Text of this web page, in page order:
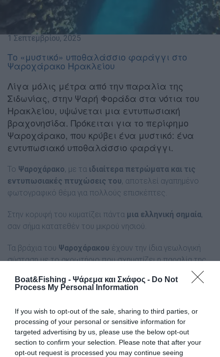
Boat&Fishing - Ψάρεμα και Σκάφος - Do Not
Process My Personal Information
If you wish to opt-out of the sale, sharing to third parties, or
processing of your personal or sensitive information for
targeted advertising by us, please use the below opt-out
section to confirm your selection. Please note that after your
opt-out request is processed you may continue seeing
1 Σεπτεμβρίου, 2025
Το «μυστικό» υποθαλάσσιο φαράγγι στο
Ψαροχάρακο Ηρακλείου
Λίγα μόλις μέτρα από την παραλία της
Σιδωνίας, στην Ψαρή Φοράδα στα νότια του
Ηρακλείου, υψώνεται μια εντυπωσιακή
βραχονησίδα. Πρόκειται για το περίφημο
Ψαροχάρακο, που κρύβει ένα μυστικό: ένα
εντυπωσιακό υποθαλάσσιο φαράγγι.
Το Ψαροχάρακο, με τα ιδιαίτερα πετρώματα και τις
εντυπωσιακές πτυχώσεις του, αποτελεί αγαπημένο
φωτογραφικό θέμα για πολλούς επισκέπτες.
Στην κορυφή του κυματίζει πάντα μια ελληνική σημαία,
σαν σήμα κατατεθέν του μικρού νησιού.
Τα βράχια του Ψαροχάρακου έχουν την ίδια γεωλογική
σύσταση με το ακρωτήριο που σχηματίζει η παραλία της
στο ανατολικό της άκρο, δημιουργώντας ένα
τοπίο μοναδικής ομορφιάς.